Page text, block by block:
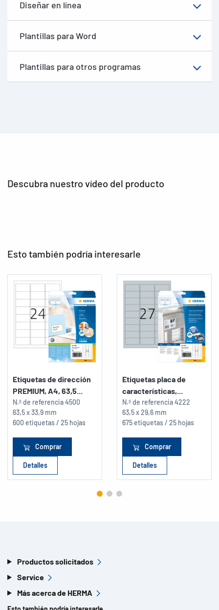
Diseñar en línea
Plantillas para Word
Plantillas para otros programas
Descubra nuestro vídeo del producto
Esto también podría interesarle
Etiquetas de dirección
PREMIUM, A4, 63,5...
N.º de referencia4500
63,5 x 33,9 mm
600 etiquetas / 25 hojas
Comprar
Detalles
Etiquetas placa de
características,...
N.º de referencia4222
63,5 x 29,6 mm
675 etiquetas / 25 hojas
Comprar
Detalles
Productos solicitados
Service
Más acerca de HERMA